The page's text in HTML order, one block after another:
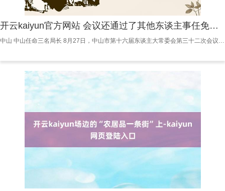
开云kaiyun官方网站 会议还通过了其他东谈主事任免事项-kaiyun网页登陆入口